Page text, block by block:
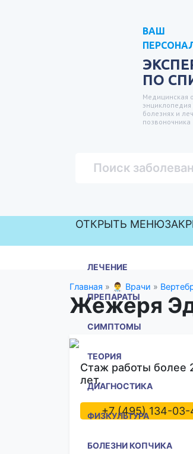
ВАШ
ПО
Медицинская
энциклопедия
болезнях и
позвоночника
ОТКРЫТЬ МЕНЮ
ЛЕЧЕНИЕ
ПРЕПАРАТЫ
СИМПТОМЫ
ТЕОРИЯ
ДИАГНОСТИКА
ФИЗКУЛЬТУРА
БОЛЕЗНИ КОПЧИКА
Главная » 👨‍⚕️ Врачи »
Жежеря
Стаж работы более
лет.
+7 (495) 134-03-